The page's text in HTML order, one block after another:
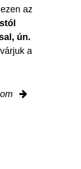
az
ún.
várjuk a